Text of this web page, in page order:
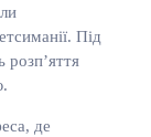
Під
розп’яття
де